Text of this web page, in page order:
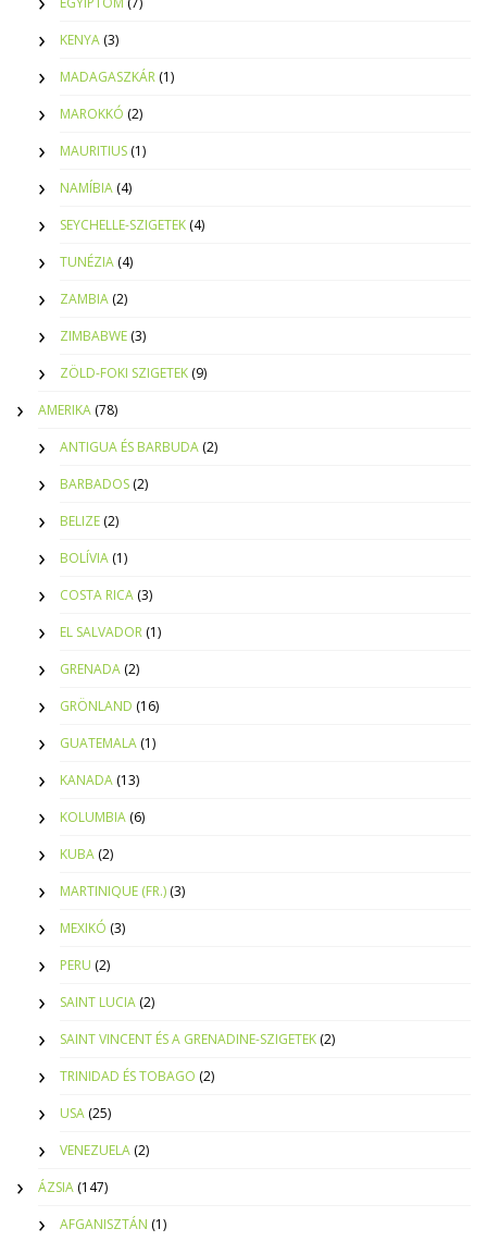
KENYA (3)
MADAGASZKÁR (1)
MAROKKÓ (2)
MAURITIUS (1)
NAMÍBIA (4)
SEYCHELLE-SZIGETEK (4)
TUNÉZIA (4)
ZAMBIA (2)
ZIMBABWE (3)
ZÖLD-FOKI SZIGETEK (9)
AMERIKA (78)
ANTIGUA ÉS BARBUDA (2)
BARBADOS (2)
BELIZE (2)
BOLÍVIA (1)
COSTA RICA (3)
EL SALVADOR (1)
GRENADA (2)
GRÖNLAND (16)
GUATEMALA (1)
KANADA (13)
KOLUMBIA (6)
KUBA (2)
MARTINIQUE (FR.) (3)
MEXIKÓ (3)
PERU (2)
SAINT LUCIA (2)
SAINT VINCENT ÉS A GRENADINE-SZIGETEK (2)
TRINIDAD ÉS TOBAGO (2)
USA (25)
VENEZUELA (2)
ÁZSIA (147)
AFGANISZTÁN (1)